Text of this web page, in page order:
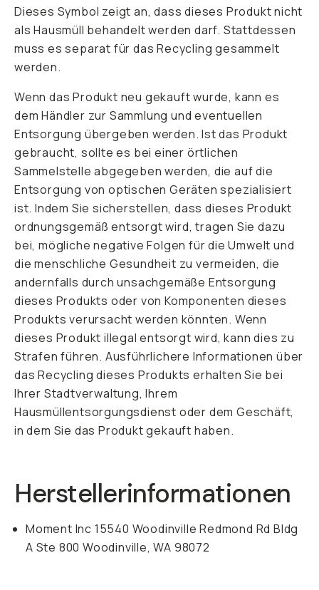
Dieses Symbol zeigt an, dass dieses Produkt nicht
als Hausmüll behandelt werden darf. Stattdessen
muss es separat für das Recycling gesammelt
werden.
Wenn das Produkt neu gekauft wurde, kann es
dem Händler zur Sammlung und eventuellen
Entsorgung übergeben werden. Ist das Produkt
gebraucht, sollte es bei einer örtlichen
Sammelstelle abgegeben werden, die auf die
Entsorgung von optischen Geräten spezialisiert
ist. Indem Sie sicherstellen, dass dieses Produkt
ordnungsgemäß entsorgt wird, tragen Sie dazu
bei, mögliche negative Folgen für die Umwelt und
die menschliche Gesundheit zu vermeiden, die
andernfalls durch unsachgemäße Entsorgung
dieses Produkts oder von Komponenten dieses
Produkts verursacht werden könnten. Wenn
dieses Produkt illegal entsorgt wird, kann dies zu
Strafen führen. Ausführlichere Informationen über
das Recycling dieses Produkts erhalten Sie bei
Ihrer Stadtverwaltung, Ihrem
Hausmüllentsorgungsdienst oder dem Geschäft,
in dem Sie das Produkt gekauft haben.
Herstellerinformationen
Moment Inc 15540 Woodinville Redmond Rd Bldg
A Ste 800 Woodinville, WA 98072